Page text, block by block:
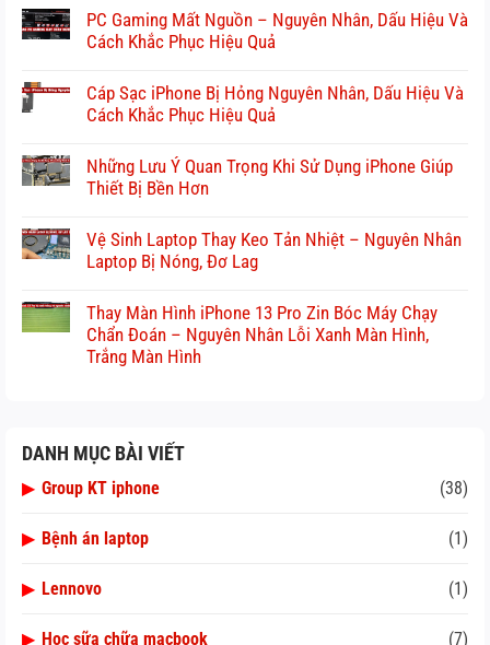
PC Gaming Mất Nguồn – Nguyên Nhân, Dấu Hiệu Và
Cách Khắc Phục Hiệu Quả
Cáp Sạc iPhone Bị Hỏng Nguyên Nhân, Dấu Hiệu Và
Cách Khắc Phục Hiệu Quả
Những Lưu Ý Quan Trọng Khi Sử Dụng iPhone Giúp
Thiết Bị Bền Hơn
Vệ Sinh Laptop Thay Keo Tản Nhiệt – Nguyên Nhân
Laptop Bị Nóng, Đơ Lag
Thay Màn Hình iPhone 13 Pro Zin Bóc Máy Chạy
Chẩn Đoán – Nguyên Nhân Lỗi Xanh Màn Hình,
Trắng Màn Hình
DANH MỤC BÀI VIẾT
▶ Group KT iphone (38)
▶ Bệnh án laptop (1)
▶ Lennovo (1)
▶ Học sữa chữa macbook (7)